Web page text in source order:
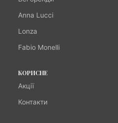
Anna Lucci
Lonza
Fabio Monelli
КОРИСНЕ
Акції
Контакти